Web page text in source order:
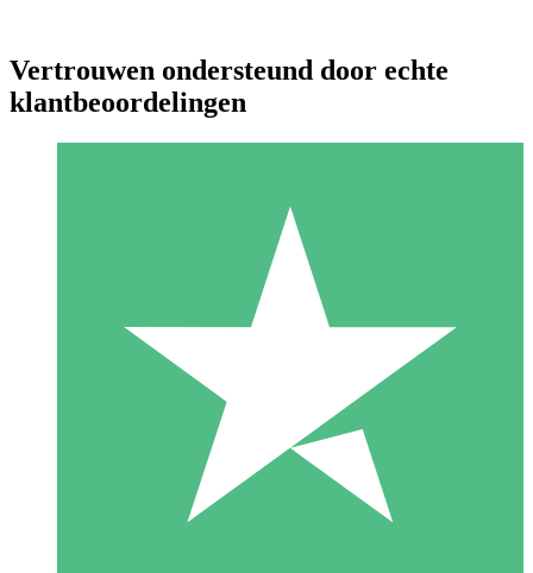
Individuele Creditpakketten
Betaal per gebruik met downloadtegoeden. Geen maandelijkse
1000
Vertrouwen ondersteund door echte
klantbeoordelingen